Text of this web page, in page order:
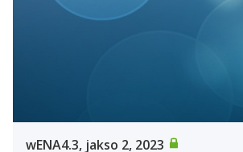
wENA4.3, jakso 2, 2023